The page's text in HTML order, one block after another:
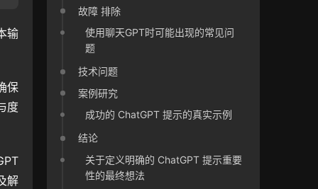
输
保
度
解
故障 排除
使用聊天GPT时可能出现的常见问
题
技术问题
案例研究
成功的 ChatGPT 提示的真实示例
结论
关于定义明确的 ChatGPT 提示重要
性的最终想法